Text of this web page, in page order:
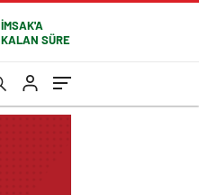
İMSAK'A
KALAN SÜRE